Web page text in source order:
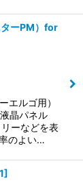
ーPM）for
エルゴ用）
晶パネル
ーなどを表
のよい…
]